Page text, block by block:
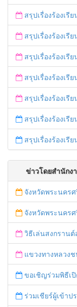
สรุปเรื่องร้องเรียนของจังห
สรุปเรื่องร้องเรียนของจังห
สรุปเรื่องร้องเรียนของจัง
สรุปเรื่องร้องเรียนของจังห
สรุปเรื่องร้องเรียนของจังห
สรุปเรื่องร้องเรียนของจังห
สรุปเรื่องร้องเรียนของจังห
ข่าวโดยสำนักง
จังหวัดพระนครศรีอยุธยา บูรณาการหน่วยงานที่เกี่ยวข้อง ลงพื้นที่จัดระเบียบและ
จังหวัดพระนครศรีอยุธยา ปล่อยแถวตำรวจ ทหาร ฝ่ายปกครอง
วิธีเล่นสงกราน
แขวงทางหลวงชนบทพระนครศรีอยุธย
ขอเชิญร่วมพิธีเปิ
ร่วมเชียร์ผู้เข้าประกว